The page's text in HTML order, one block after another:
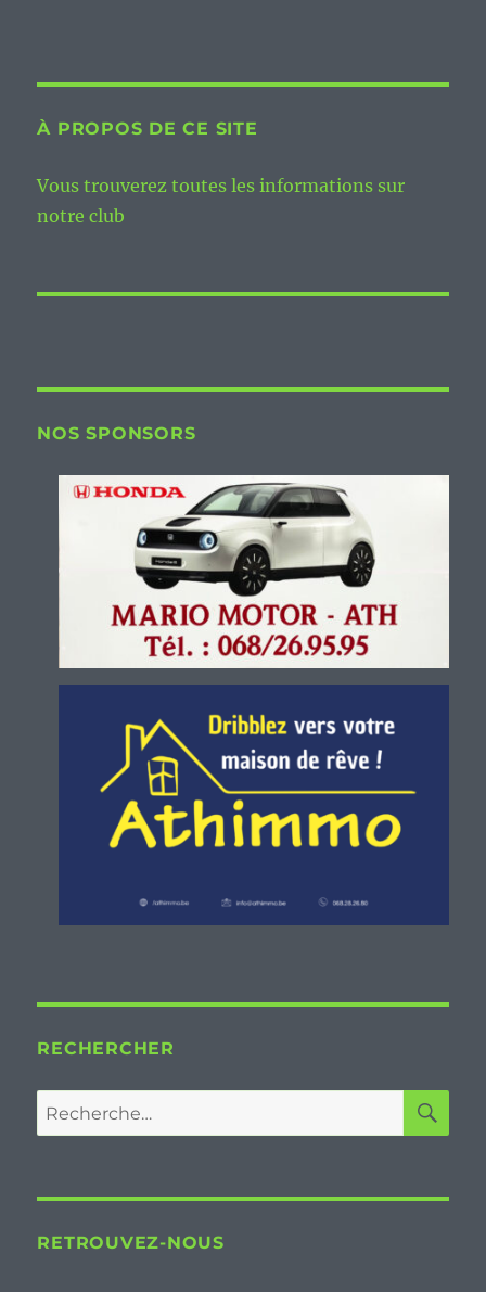
À PROPOS DE CE SITE
Vous trouverez toutes les informations sur
notre club
NOS SPONSORS
RECHERCHER
Recherche
pour :
RETROUVEZ-NOUS